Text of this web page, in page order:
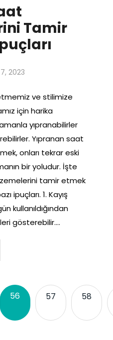
Tamir
2023
ve stilimize
için harika
yıpranabilirler
Yıpranan saat
onları tekrar eski
bir yoludur. İşte
tamir etmek
ipuçları. 1. Kayış
kullanıldığından
gösterebilir.…
56 57 58